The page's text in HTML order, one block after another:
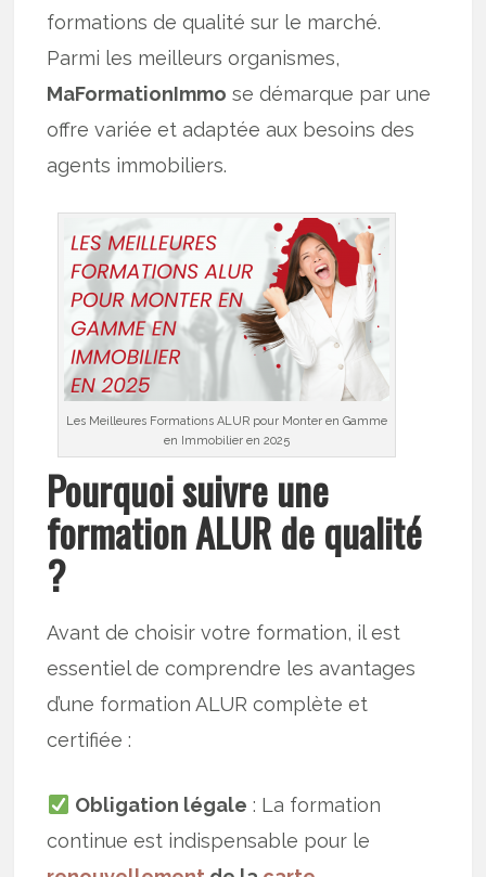
formations de qualité sur le marché.
Parmi les meilleurs organismes,
MaFormationImmo se démarque par une
offre variée et adaptée aux besoins des
agents immobiliers.
Les Meilleures Formations ALUR pour Monter en Gamme
en Immobilier en 2025
Pourquoi suivre une
formation ALUR de qualité
?
Avant de choisir votre formation, il est
essentiel de comprendre les avantages
d’une formation ALUR complète et
certifiée :
Obligation légale : La formation
continue est indispensable pour le